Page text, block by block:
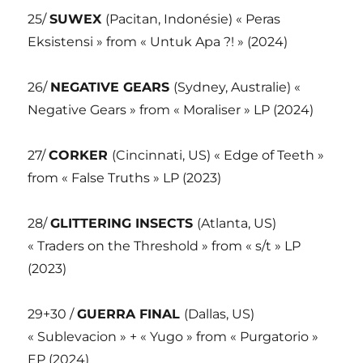
25/SUWEX (Pacitan, Indonésie) « Peras
Eksistensi » from « Untuk Apa ?! » (2024)
26/ NEGATIVE GEARS (Sydney, Australie) «
Negative Gears » from « Moraliser » LP (2024)
27/CORKER (Cincinnati, US) « Edge of Teeth »
from « False Truths » LP (2023)
28/GLITTERING INSECTS (Atlanta, US)
« Traders on the Threshold » from « s/t » LP
(2023)
29+30 /GUERRA FINAL (Dallas, US)
« Sublevacion » + « Yugo » from « Purgatorio »
EP (2024)